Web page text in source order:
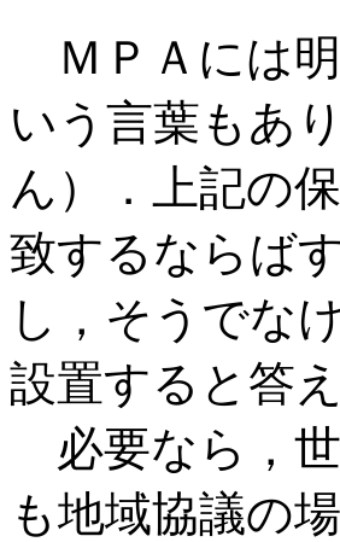
ＭＰＡには明
いう言葉もあ
ん）．上記の
致するならば
し，そうでな
設置すると答
必要なら，
も地域協議の